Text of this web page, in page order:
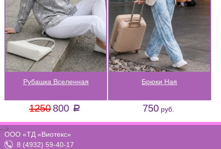
Рубашка Вселенная
1250 800 a
Брюки Ная
750 руб.
ООО «ТД «Виотекс»
8 (4932) 59-40-17
-->